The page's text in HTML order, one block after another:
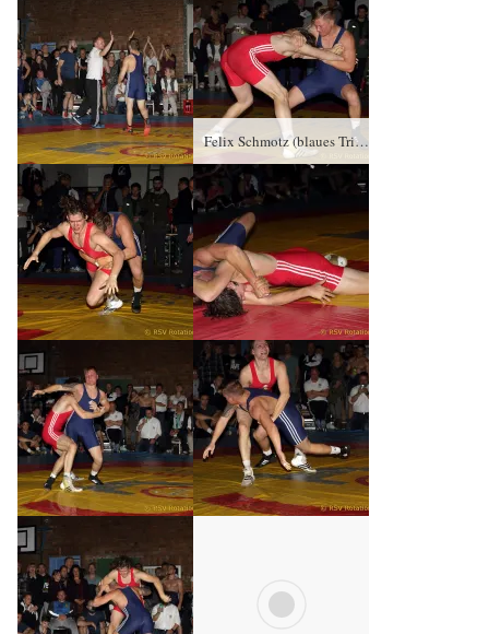
Felix Schmotz (blaues Trikot), RSV Rotation Greiz